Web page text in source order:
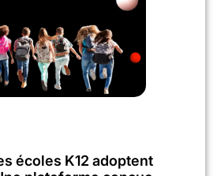
écoles K12 adoptent